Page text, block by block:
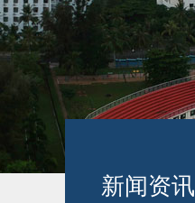
新闻资讯